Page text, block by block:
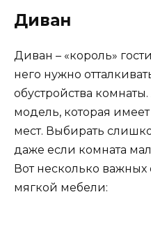
Диван
Диван – «король»
него нужно
обустройства
модель, которая
мест. Выбирать
даже если комната
Вот несколько важных
мягкой мебели: